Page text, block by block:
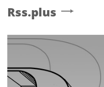
Rss.plus